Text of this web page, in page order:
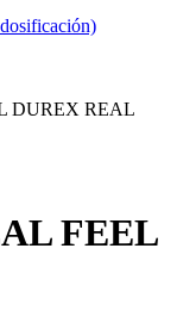
DUREX REAL
FEEL